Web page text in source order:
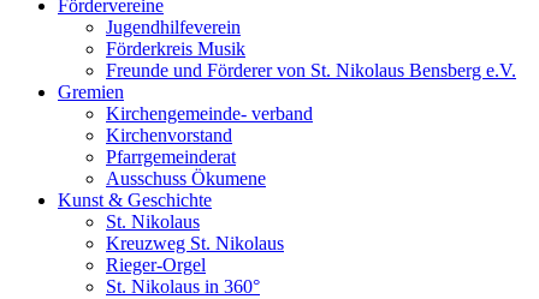
Fördervereine
Jugendhilfeverein
Förderkreis Musik
Freunde und Förderer von St. Nikolaus Bensberg e.V.
Gremien
Kirchengemeinde- verband
Kirchenvorstand
Pfarrgemeinderat
Ausschuss Ökumene
Kunst & Geschichte
St. Nikolaus
Kreuzweg St. Nikolaus
Rieger-Orgel
St. Nikolaus in 360°